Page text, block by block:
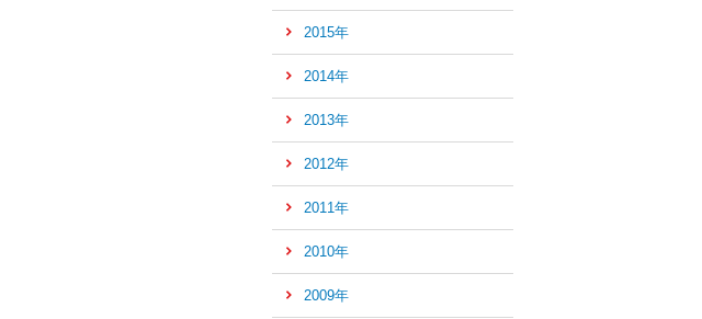
2015年
2014年
2013年
2012年
2011年
2010年
2009年